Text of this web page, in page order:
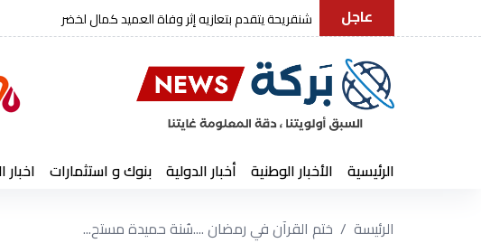
عاجل رئيس الجمهورية يعزي في وفاة العميد كمال لخضر
الرئيسية الأخبار الوطنية أخبار الدولية بنوك و استثمارات اخبار
الرئيسة
ختم القرآن في رمضان ....سُنة حميدة مستح...